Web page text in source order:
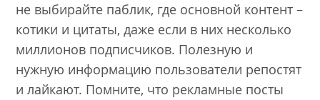
не выбирайте паблик, где основной контент –
котики и цитаты, даже если в них несколько
миллионов подписчиков. Полезную и
нужную информацию пользователи репостят
и лайкают. Помните, что рекламные посты